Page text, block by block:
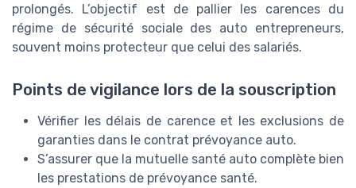
prolongés. L’objectif est de pallier les carences du
régime de sécurité sociale des auto entrepreneurs,
souvent moins protecteur que celui des salariés.
Points de vigilance lors de la souscription
Vérifier les délais de carence et les exclusions de
garanties dans le contrat prévoyance auto.
S’assurer que la mutuelle santé auto complète bien
les prestations de prévoyance santé.